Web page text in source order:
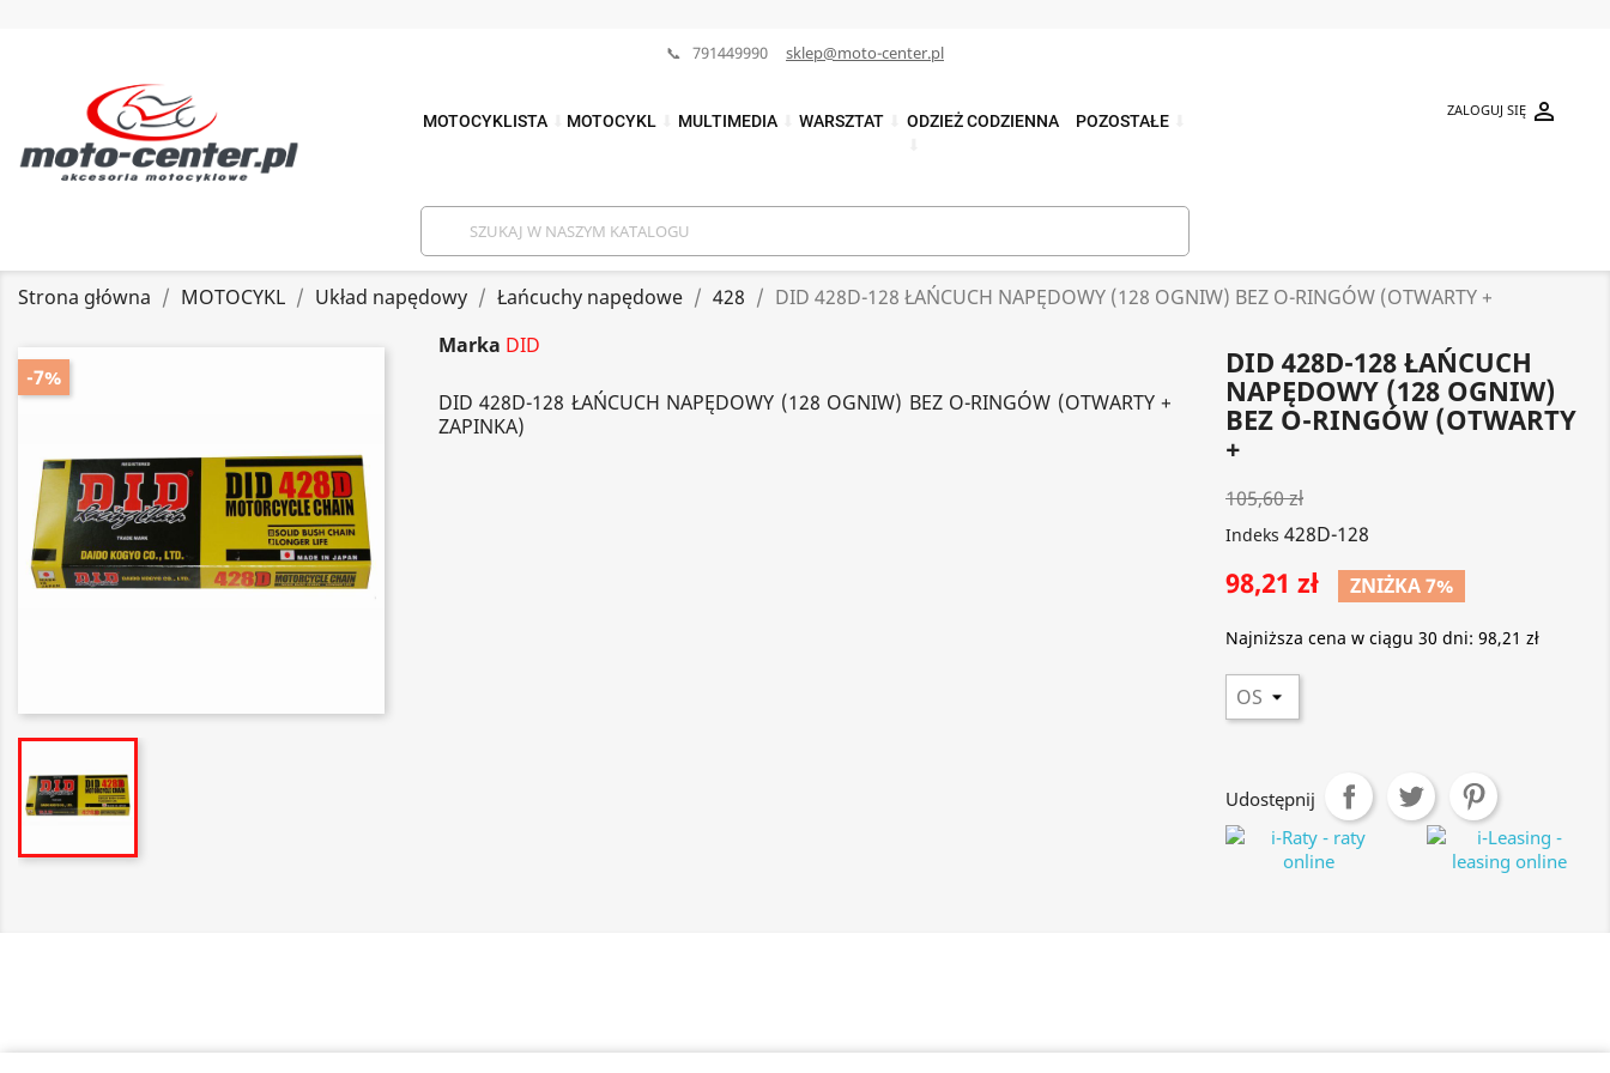
📞 791449990 sklep@moto-center.pl
MOTOCYKLISTA MOTOCYKL MULTIMEDIA WARSZTAT
ODZIEŻ CODZIENNA
POZOSTAŁE


ZALOGUJ SIĘ
Strona główna MOTOCYKL Układ napędowy Łańcuchy napędowe 428 DID 428D-128 ŁAŃCUCH NAPĘDOWY (128 OGNIW) BEZ O-RINGÓW (OTWARTY +
-7%
Marka DID
DID 428D-128 ŁAŃCUCH NAPĘDOWY (128 OGNIW) BEZ O-RINGÓW (OTWARTY +
ZAPINKA)
DID 428D-128 ŁAŃCUCH
NAPĘDOWY (128 OGNIW)
BEZ O-RINGÓW (OTWARTY
+
105,60 zł
Indeks 428D-128
98,21 zł ZNIŻKA 7%
Najniższa cena w ciągu 30 dni: 98,21 zł
Udostępnij